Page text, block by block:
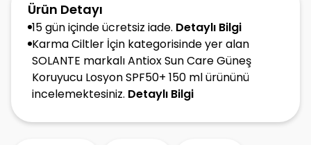
Ürün Detayı
15 gün içinde ücretsiz iade. Detaylı Bilgi
Karma Ciltler İçin kategorisinde yer alan
SOLANTE markalı Antiox Sun Care Güneş
Koruyucu Losyon SPF50+ 150 ml ürününü
incelemektesiniz. Detaylı Bilgi